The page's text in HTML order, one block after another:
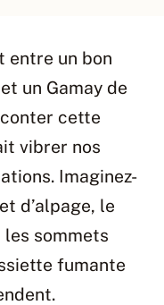
entre un bon
un Gamay de
conter cette
vibrer nos
Imaginez-
d’alpage, le
sommets
fumante